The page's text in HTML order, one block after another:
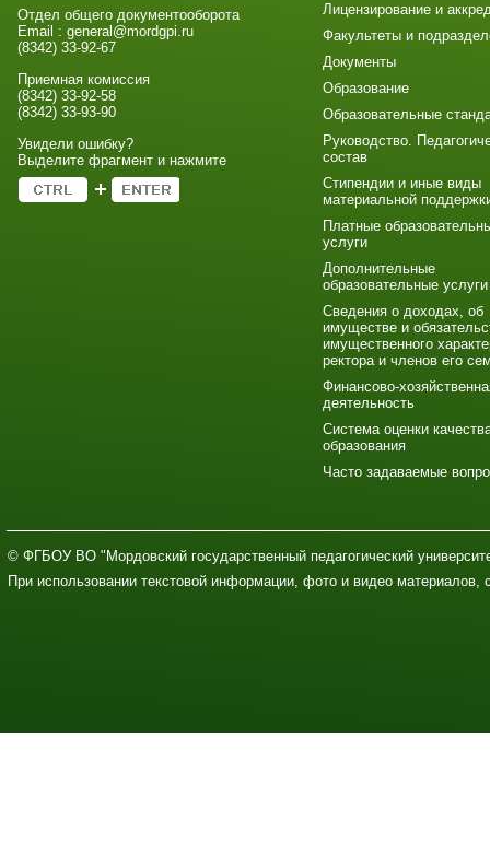
Отдел общего документооборота
Email : general@mordgpi.ru
(8342) 33-92-67
Приемная комиссия
(8342) 33-92-58
(8342) 33-93-90
Увидели ошибку?
Выделите фрагмент и нажмите
Лицензирование и
Факультеты и
Документы
Образование
Образовательные
Руководство.
состав
Стипендии и иные виды
материальной
Платные
услуги
Дополнительные
образовательные услуги
Сведения о доходах, об
имуществе и
имущественного
ректора и членов его
Финансово-
деятельность
Система оценки
образования
Часто задаваемые
© ФГБОУ ВО "Мордовский государственный педагогический
При использовании текстовой информации, фото и видео материалов,